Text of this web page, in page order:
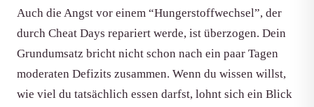
Auch die Angst vor einem “Hungerstoffwechsel”, der
durch Cheat Days repariert werde, ist überzogen. Dein
Grundumsatz bricht nicht schon nach ein paar Tagen
moderaten Defizits zusammen. Wenn du wissen willst,
wie viel du tatsächlich essen darfst, lohnt sich ein Blick